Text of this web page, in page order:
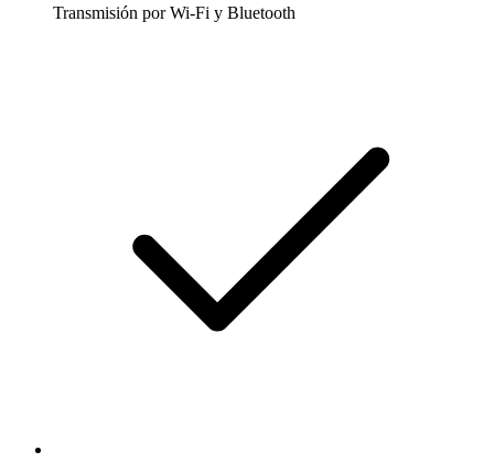
Transmisión por Wi-Fi y Bluetooth